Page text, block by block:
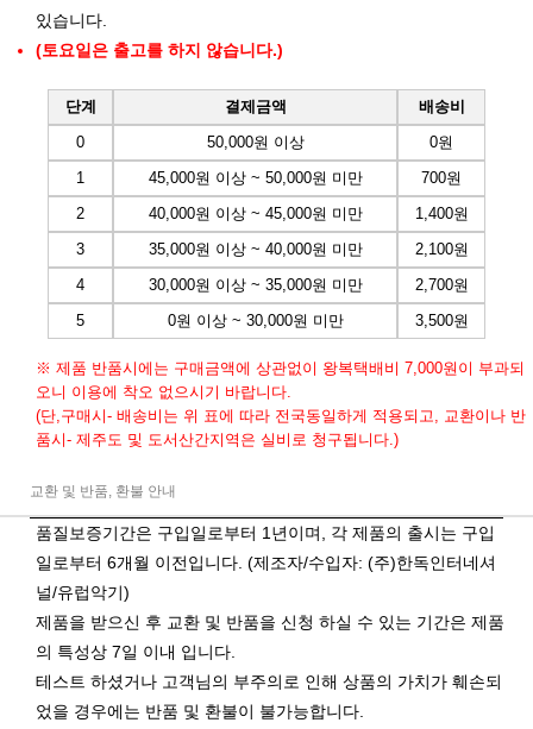
있습니다.
(토요일은 출고를 하지 않습니다.)
단계 결제금액
배송비
0
50,000원 이상
0원
1
45,000원 이상 ~ 50,000원 미만
700원
2
40,000원 이상 ~ 45,000원 미만
1,400원
3
35,000원 이상 ~ 40,000원 미만
2,100원
4
30,000원 이상 ~ 35,000원 미만
2,700원
5
0원 이상 ~ 30,000원 미만 3,500원
※ 제품 반품시에는 구매금액에 상관없이 왕복택배비 7,000원이 부과되
오니 이용에 착오 없으시기 바랍니다.
(단,구매시- 배송비는 위 표에 따라 전국동일하게 적용되고, 교환이나 반
품시- 제주도 및 도서산간지역은 실비로 청구됩니다.)
교환 및 반품, 환불 안내
품질보증기간은 구입일로부터 1년이며, 각 제품의 출시는 구입
일로부터 6개월 이전입니다. (제조자/수입자: (주)한독인터네셔
널/유럽악기)
제품을 받으신 후 교환 및 반품을 신청 하실 수 있는 기간은 제품
의 특성상 7일 이내 입니다.
테스트 하셨거나 고객님의 부주의로 인해 상품의 가치가 훼손되
었을 경우에는 반품 및 환불이 불가능합니다.